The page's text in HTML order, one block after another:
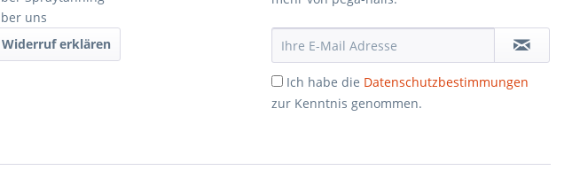
uns
Widerruf erklären
Ich habe die Datenschutzbestimmungen
zur Kenntnis genommen.